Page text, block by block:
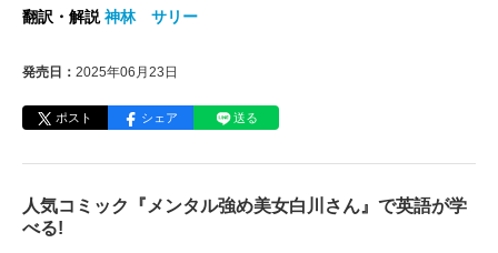
翻訳・解説 神林 サリー
発売日： 2025年06月23日
ポスト シェア 送る
人気コミック『メンタル強め美女白川さん』で英語が学
べる!